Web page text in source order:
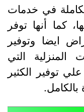
في خدمات
أنها توفر
وتوفير
التي
توفير الكثير